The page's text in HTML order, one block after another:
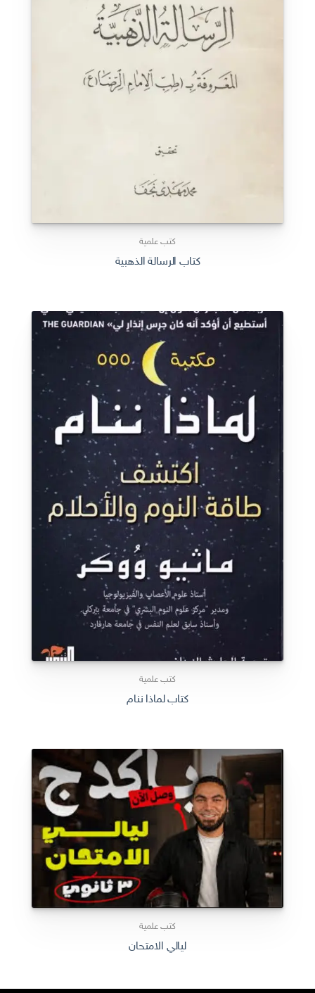
كتب علمية
كتاب الرسالة الذهبية
كتب علمية
كتاب لماذا ننام
كتب علمية
ليالي الامتحان